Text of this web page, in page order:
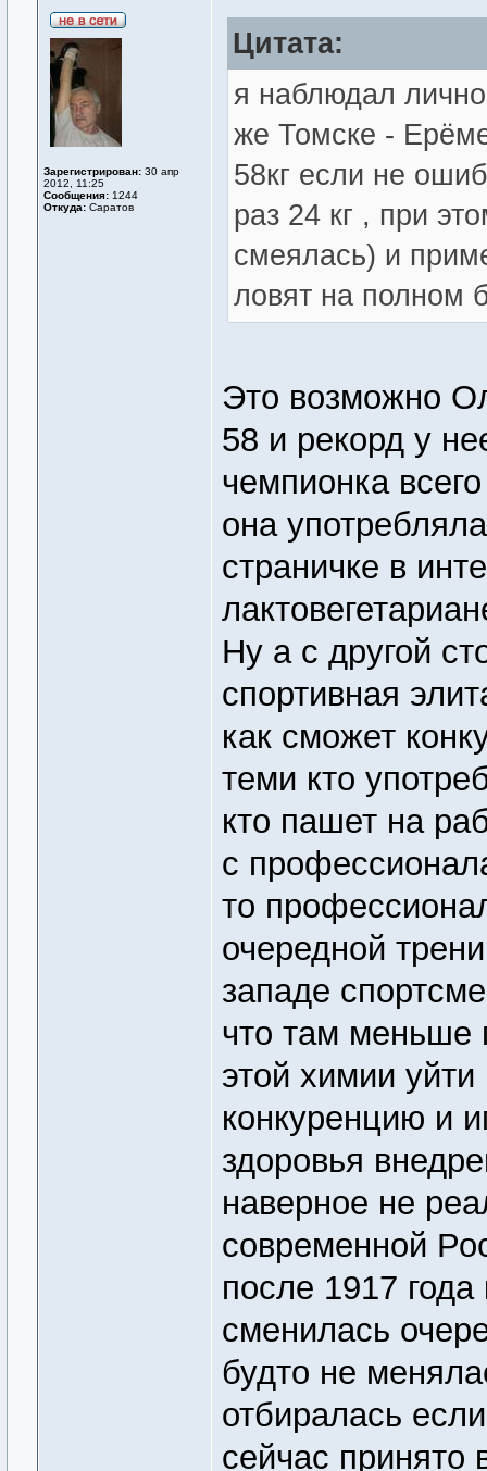
Зарегистрирован: 30 апр
2012, 11:25
Сообщения: 1244
Откуда: Саратов
Цитата:
я наблюдал
же Томске -
58кг если не
раз 24 кг , при
смеялась) и
ловят на полном
Это возможно
58 и рекорд у
чемпионка
она
страничке в
Ну а с другой
спортивная
как сможет
теми кто
кто пашет на
с
то
очередной
западе
что там меньше
этой химии
конкуренцию и
здоровья
наверное не
современной
после 1917
сменилась
будто не
отбиралась
сейчас принято